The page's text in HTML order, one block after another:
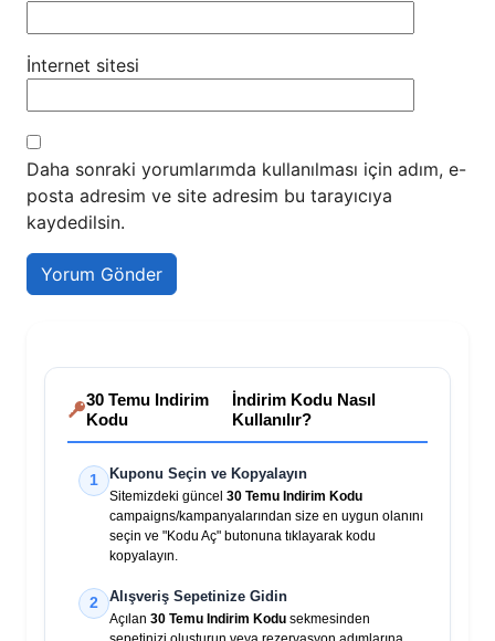
İnternet sitesi
Daha sonraki yorumlarımda kullanılması için adım, e-
posta adresim ve site adresim bu tarayıcıya
kaydedilsin.
30 Temu Indirim
Kodu
İndirim Kodu Nasıl
Kullanılır?
1 Kuponu Seçin ve Kopyalayın
Sitemizdeki güncel 30 Temu Indirim Kodu
campaigns/kampanyalarından size en uygun olanını
seçin ve "Kodu Aç" butonuna tıklayarak kodu
kopyalayın.
2 Alışveriş Sepetinize Gidin
Açılan 30 Temu Indirim Kodu sekmesinden